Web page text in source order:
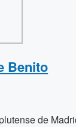
Benito
de